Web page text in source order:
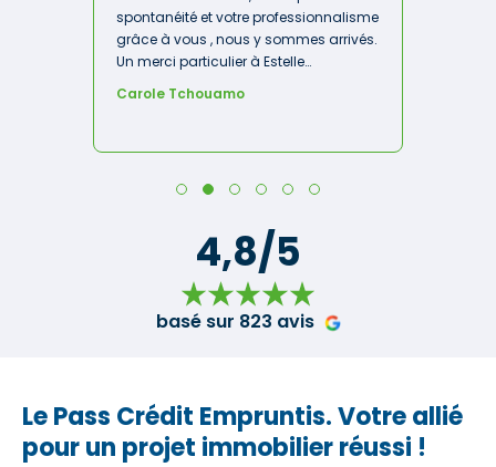
spontanéité et votre professionnalisme
grâce à vous , nous y sommes arrivés.
Un merci particulier à Estelle
intervention au moment crucial. »
Carole Tchouamo
4,8/5
basé sur 823 avis
Le Pass Crédit Empruntis. Votre allié
pour un projet immobilier réussi !